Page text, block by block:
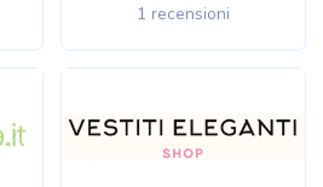
1 recensioni